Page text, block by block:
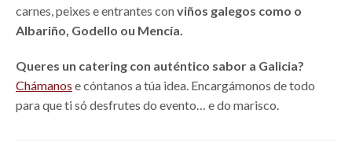
carnes, peixes e entrantes conviños galegos como o
Albariño, Godello ou Mencía.
Queres un catering con auténtico sabor a Galicia?
Chámanos e cóntanos a túa idea. Encargámonos de todo
para que ti só desfrutes do evento… e do marisco.